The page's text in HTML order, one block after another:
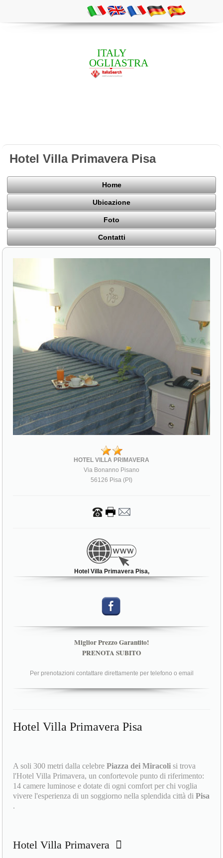
ITALY
OGLIASTRA
Hotel Villa Primavera Pisa
Home
Ubicazione
Foto
Contatti
HOTEL VILLA PRIMAVERA
Via Bonanno Pisano
56126 Pisa (PI)
Hotel Villa Primavera Pisa,
Miglior Prezzo Garantito!
PRENOTA SUBITO
Per prenotazioni contattare direttamente per telefono o email
Hotel Villa Primavera Pisa
A soli 300 metri dalla celebrePiazza dei Miracoli si trova
l'Hotel Villa Primavera, un confortevole punto di riferimento:
14 camere luminose e dotate di ogni comfort per chi voglia
vivere l'esperienza di un soggiorno nella splendida città diPisa
.
Hotel Villa Primavera